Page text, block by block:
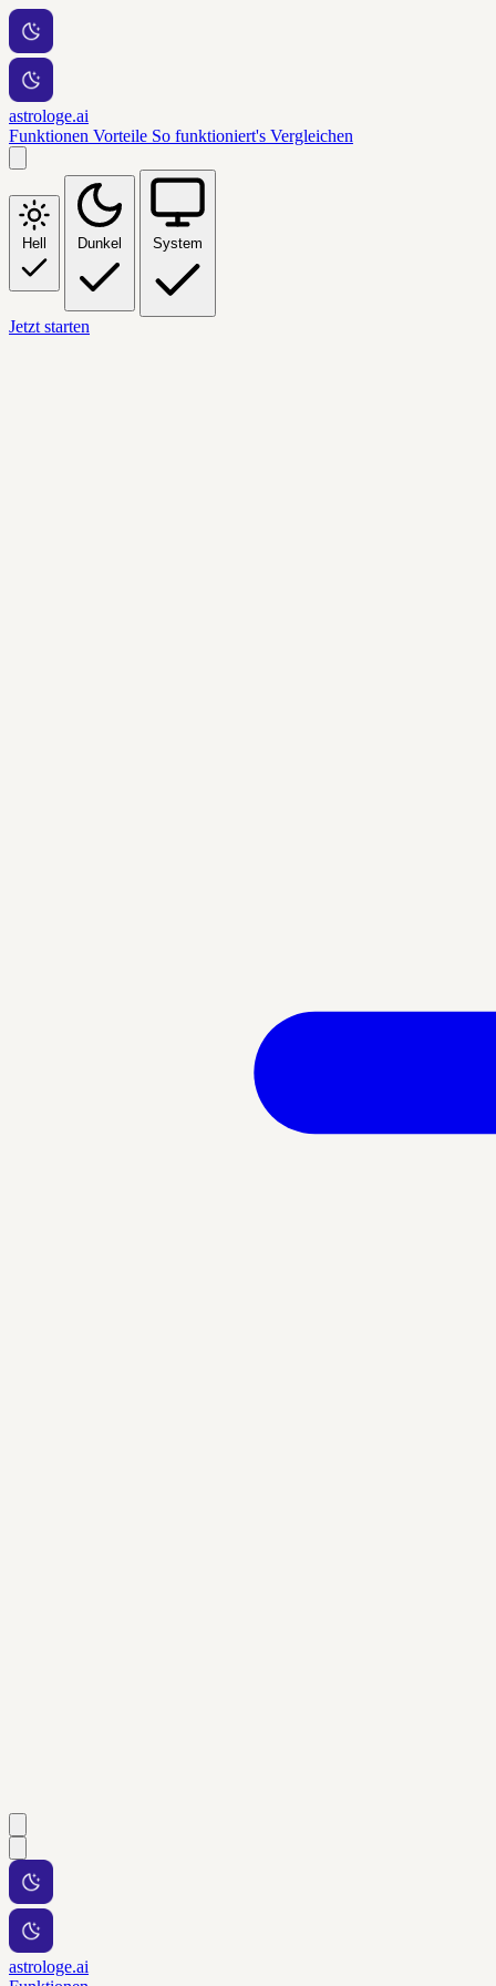
astrologe.ai
Funktionen Vorteile So funktioniert's Vergleichen
Hell Dunkel System
Jetzt starten
astrologe.ai